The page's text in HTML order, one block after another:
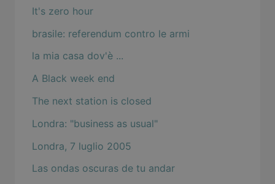
It's zero hour
brasile: referendum contro le armi
la mia casa dov'è ...
A Black week end
The next station is closed
Londra: "business as usual"
Londra, 7 luglio 2005
Las ondas oscuras de tu andar